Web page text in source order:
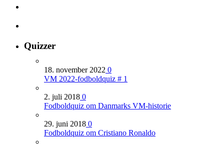
Quizzer
18. november 2022 0
VM 2022-fodboldquiz # 1
2. juli 2018 0
Fodboldquiz om Danmarks VM-historie
29. juni 2018 0
Fodboldquiz om Cristiano Ronaldo